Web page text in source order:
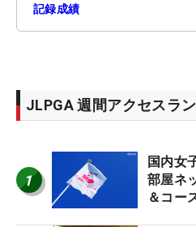
記録成績
JLPGA 週間アクセスラ
1
国内女
部屋ネ
＆コー